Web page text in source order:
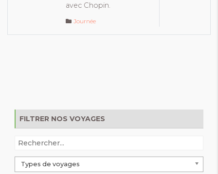
avec Chopin.
Journée
FILTRER NOS VOYAGES
Types de voyages